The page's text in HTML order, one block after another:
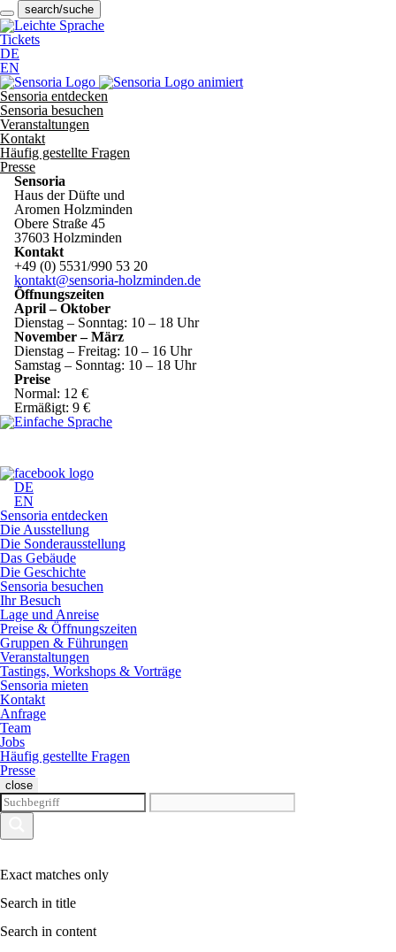
search/suche
Tickets
DE
EN
Sensoria entdecken
Sensoria besuchen
Veranstaltungen
Kontakt
Häufig gestellte Fragen
Presse
Sensoria
Haus der Düfte und
Aromen Holzminden
Obere Straße 45
37603 Holzminden
Kontakt
+49 (0) 5531/990 53 20
kontakt@sensoria-holzminden.de
Öffnungszeiten
April – Oktober
Dienstag – Sonntag: 10 – 18 Uhr
November – März
Dienstag – Freitag: 10 – 16 Uhr
Samstag – Sonntag: 10 – 18 Uhr
Preise
Normal: 12 €
Ermäßigt: 9 €
DE
EN
Sensoria entdecken
Die Ausstellung
Die Sonderausstellung
Das Gebäude
Die Geschichte
Sensoria besuchen
Ihr Besuch
Lage und Anreise
Preise & Öffnungszeiten
Gruppen & Führungen
Veranstaltungen
Tastings, Workshops & Vorträge
Sensoria mieten
Kontakt
Anfrage
Team
Jobs
Häufig gestellte Fragen
Presse
close
Exact matches only
Search in title
Search in content